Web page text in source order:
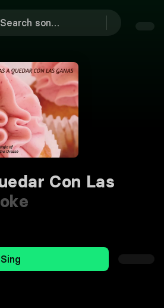
Con Las
Sing